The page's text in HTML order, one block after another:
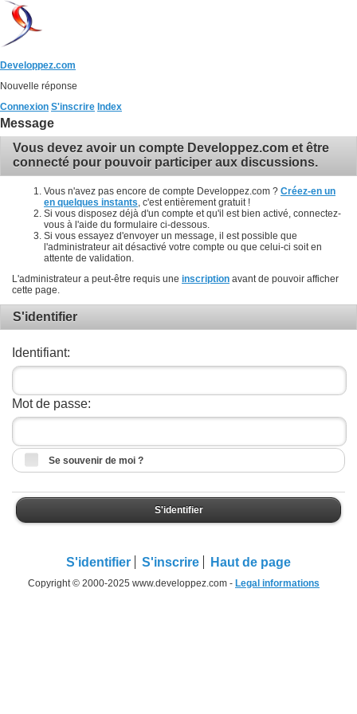
Developpez.com
Nouvelle réponse
Connexion S'inscrire Index
Message
Vous devez avoir un compte Developpez.com et être
connecté pour pouvoir participer aux discussions.
Vous n'avez pas encore de compte Developpez.com ? Créez-en un
en quelques instants , c'est entièrement gratuit !
Si vous disposez déjà d'un compte et qu'il est bien activé, connectez-
vous à l'aide du formulaire ci-dessous.
Si vous essayez d'envoyer un message, il est possible que
l'administrateur ait désactivé votre compte ou que celui-ci soit en
attente de validation.
L'administrateur a peut-être requis une inscription avant de pouvoir afficher
cette page.
S'identifier
Identifiant:
Mot de passe:
Se souvenir de moi ?
S'identifier
S'identifier S'inscrire Haut de page
Copyright © 2000-2025 www.developpez.com - Legal informations